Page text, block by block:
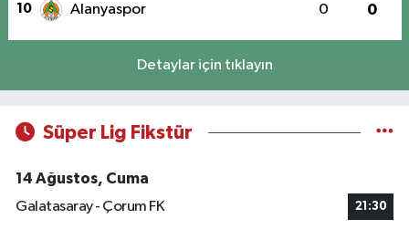
10 Alanyaspor 0 0
Detaylar için tıklayın
Süper Lig Fikstür
14 Ağustos, Cuma
Galatasaray - Çorum FK
21:30